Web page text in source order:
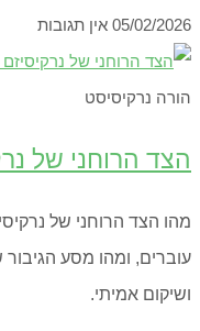
05/02/2026 אין תגובות
הורה נרקיסיסט
הצד הרוחני של
מהו הצד הרוחני של
עוברים, ומהו מסע
ושיקום אמיתי.